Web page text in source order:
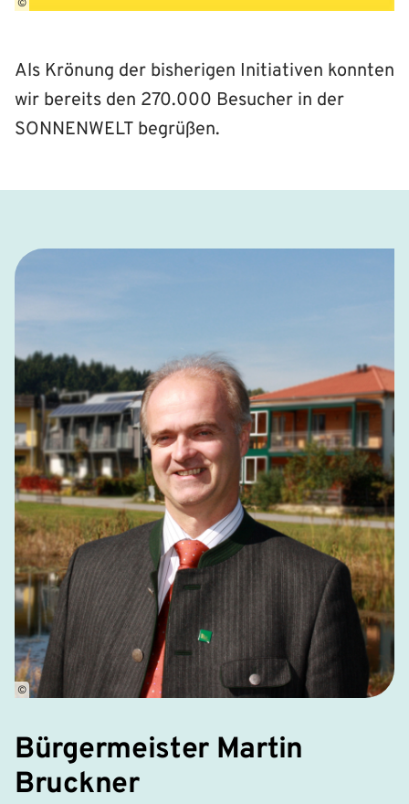
©
Als Krönung der bisherigen Initiativen konnten
wir bereits den 270.000 Besucher in der
SONNENWELT begrüßen.
©
Bürgermeister Martin
Bruckner